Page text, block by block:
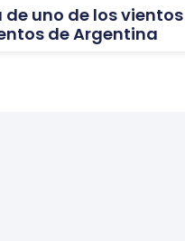
uno de los
de Argentina